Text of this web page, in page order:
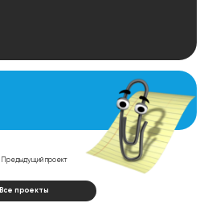
Предыдущий проект
Все проекты